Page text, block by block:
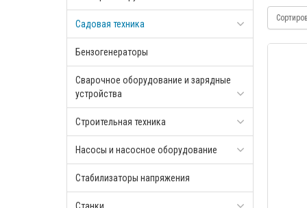
Садовая техника
Бензогенераторы
Сварочное оборудование и зарядные
устройства
Строительная техника
Насосы и насосное оборудование
Стабилизаторы напряжения